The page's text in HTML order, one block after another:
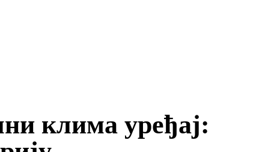
клима уређај: